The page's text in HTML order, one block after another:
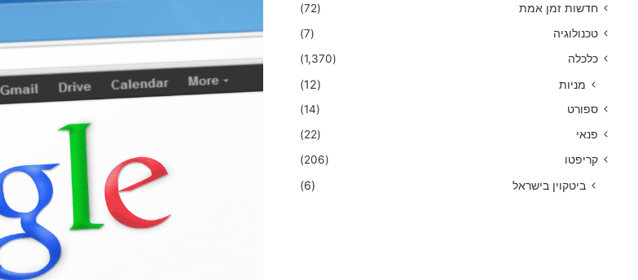
חדשות זמן אמת
(72)
טכנולוגיה
(7)
כלכלה
(1,370)
מניות (12)
ספורט
(14)
פנאי
(22)
קריפטו
(206)
ביטקוין בישראל (6)